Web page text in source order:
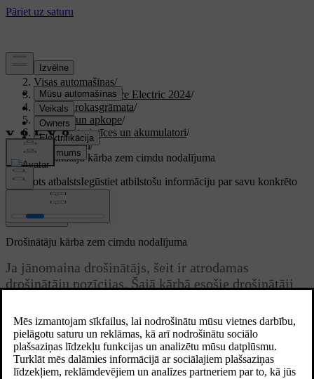
Atbalsts
Visas automašīnas/
XC40 Recharge Pure Electric 2024/
Lietotāja rokasgrāmata/
Kopšana un apkope/
Auto elektroierīces un akumulatori/
Drošinātāji/
Drošinātāju kārba zem cimdu nodalījuma
Pielāgots atbalstsIegūstiet atbilstošu informāciju par savu konkrēto
automašīnu.
Pierakstīties
Atjaunināts 30.03.2026
Drošinātāju kārba zem cimdu nodalījuma
Ja jānomaina drošinātājs, šeit ir atrodamas
drošinātāju pozīcijas. Šajā kārbā esošie drošinātāji
kontaktligzdas, displejus un stūres ratu. Automašīnā
ir vairākas drošinātāju kārbas.